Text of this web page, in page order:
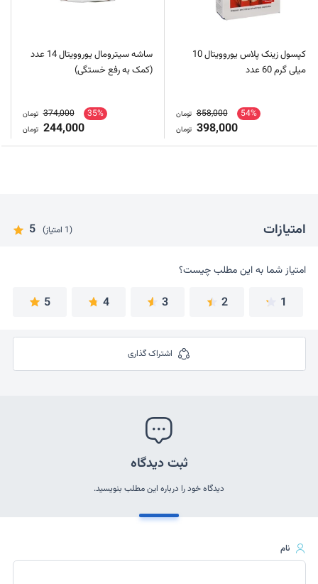
کپسول زینک پلاس یوروویتال 10
میلی گرم 60 عدد
54%
858,000 تومان
398,000 تومان
ساشه سیترومال یوروویتال 14 عدد
(کمک به رفع خستگی)
35%
374,000 تومان
244,000 تومان
امتیازات (1 امتیاز) 5
امتیاز شما به این مطلب چیست؟
امتیاز شما به این مطلب چیست؟
1
2
3
4
5
اشتراک گذاری
ثبت دیدگاه
دیدگاه خود را درباره این مطلب بنویسید.
نام